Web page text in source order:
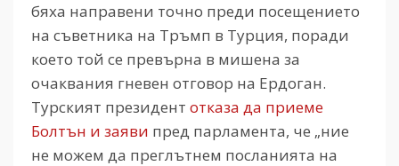
бяха направени точно преди посещението
на съветника на Тръмп в Турция, поради
което той се превърна в мишена за
очаквания гневен отговор на Ердоган.
Турският президент отказа да приеме
Болтън и заяви пред парламента, че „ние
не можем да преглътнем посланията на